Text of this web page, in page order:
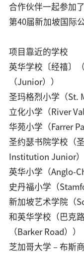
合作伙伴一起参加
第40届新加坡国际
项目靠近的学校
英华学校〔经禧〕
（Junior））
圣玛格烈小学（St.
立化小学（River
华苑小学（Farrer
圣约瑟书院学校（
Institution Junior）
英华小学（Anglo-
史丹福小学（
新加坡艺术学院（
和英华学校（巴克
（Barker Road））
芝加哥大学 – 布斯